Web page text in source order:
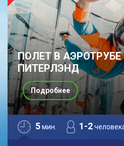
ПОЛЕТ В АЭРОТРУБЕ
ПИТЕРЛЭНД
5мин. 1-2
Подробнее